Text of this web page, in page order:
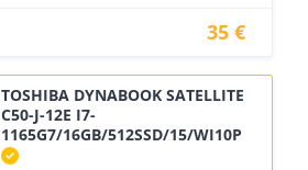
35 €
TOSHIBA DYNABOOK SATELLITE
C50-J-12E I7-
1165G7/16GB/512SSD/15/WI10P